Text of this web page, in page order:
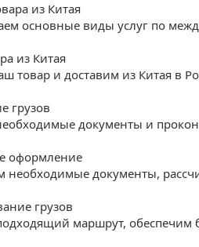
из Китая
основные виды услуг по
из Китая
товар и доставим из Китая в
грузов
документы и
оформление
необходимые документы,
грузов
маршрут, обеспечим